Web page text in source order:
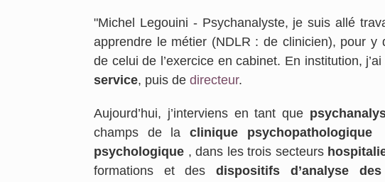
"Michel Legouini - Psychanalyste, je suis allé
apprendre le métier (NDLR : de clinicien), pour y
de celui de l’exercice en cabinet. En institution,
service, puis de directeur.
Aujourd’hui, j’interviens en tant que
champs de la clinique psychopathologique
psychologique , dans les trois secteurs
formations et desdispositifs d’analyse